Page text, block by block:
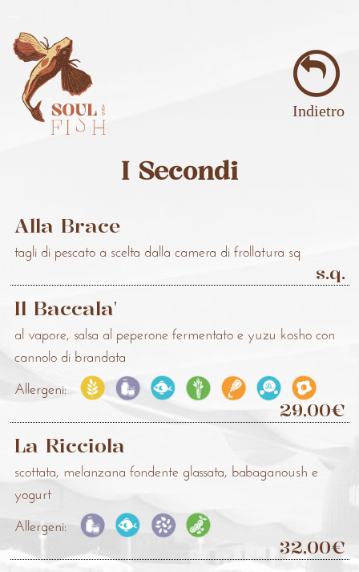
Indietro
I Secondi
Alla Brace
tagli di pescato a scelta dalla camera di frollatura sq
s.q.
Il Baccala'
al vapore, salsa al peperone fermentato e yuzu kosho con
cannolo di brandata
Allergeni:
29,00€
La Ricciola
scottata, melanzana fondente glassata, babaganoush e
yogurt
Allergeni:
32,00€